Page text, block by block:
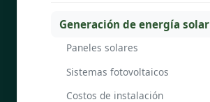
Generación de energía solar
Paneles solares
Sistemas fotovoltaicos
Costos de instalación